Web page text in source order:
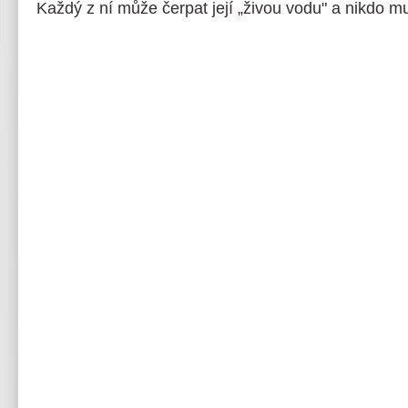
Každý z ní může čerpat její „živou vodu" a nikdo